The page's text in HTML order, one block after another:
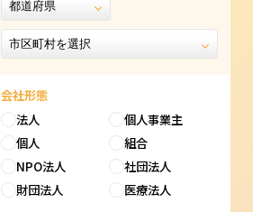
会社形態
法人
個人事業主
個人
組合
NPO法人
社団法人
財団法人
医療法人